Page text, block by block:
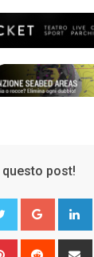
post!
Google+
Pinterest Reddit